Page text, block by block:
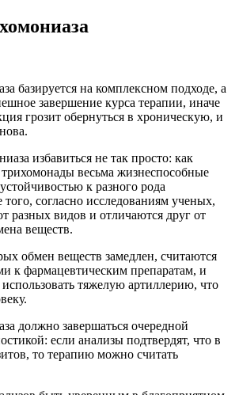
базируется на комплексном подходе, а
завершение курса терапии, иначе
грозит обернуться в хроническую, и
избавиться не так просто: как
весьма жизнеспособные
к разного рода
того, согласно исследованиям ученых,
разных видов и отличаются друг от
веществ.
обмен веществ замедлен, считаются
к фармацевтическим препаратам, и
тяжелую артиллерию, что
должно завершаться очередной
если анализы подтвердят, что в
то терапию можно считать